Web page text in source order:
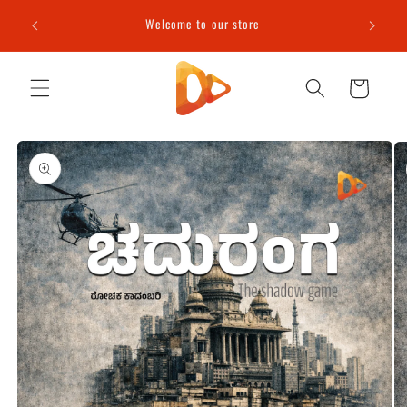
content
Welcome to our store
Cart
Skip to
product
information